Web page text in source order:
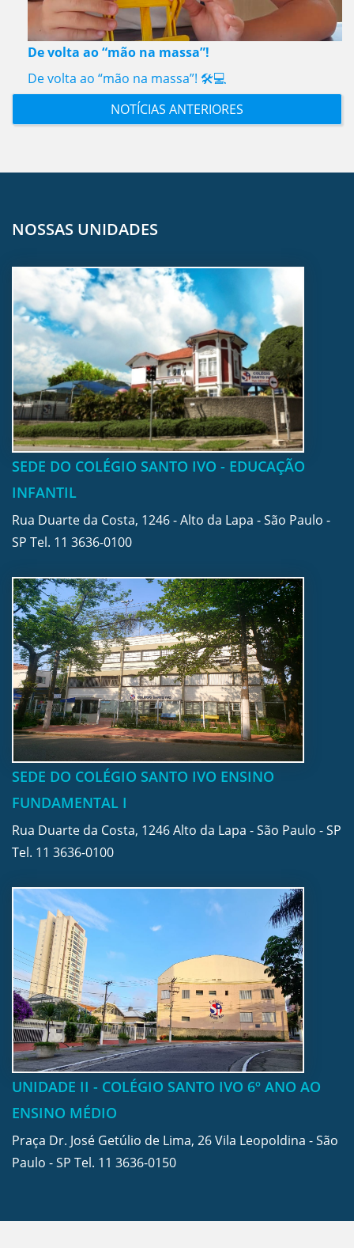
De volta ao “mão na massa”!
De volta ao “mão na massa”! 🛠️💻
NOTÍCIAS ANTERIORES
NOSSAS UNIDADES
SEDE DO COLÉGIO SANTO IVO - EDUCAÇÃO
INFANTIL
Rua Duarte da Costa, 1246 - Alto da Lapa - São Paulo -
SP Tel. 11 3636-0100
SEDE DO COLÉGIO SANTO IVO ENSINO
FUNDAMENTAL I
Rua Duarte da Costa, 1246 Alto da Lapa - São Paulo - SP
Tel. 11 3636-0100
UNIDADE II - COLÉGIO SANTO IVO 6º ANO AO
ENSINO MÉDIO
Praça Dr. José Getúlio de Lima, 26 Vila Leopoldina - São
Paulo - SP Tel. 11 3636-0150